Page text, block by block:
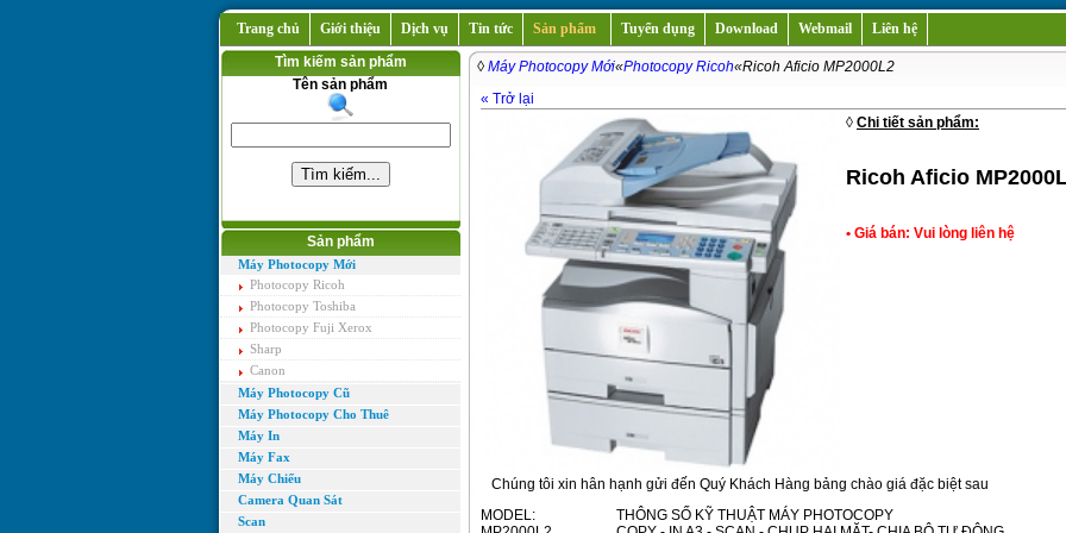
Trang chủ Giới thiệu Dịch vụ Tin tức Sản phẩm Tuyển dụng Download Webmail
Liên hệ
Tìm kiếm sản phẩm
Tên sản phẩm
Sản phẩm
Máy Photocopy Mới
Photocopy Ricoh
Photocopy Toshiba
Photocopy Fuji Xerox
Sharp
Canon
Máy Photocopy Cũ
Máy Photocopy Cho Thuê
Máy In
Máy Fax
Máy Chiếu
Camera Quan Sát
Scan
◊ Máy Photocopy Mới«Photocopy Ricoh«Ricoh Aficio MP2000L2
« Trở lại
◊ Chi tiết sản phẩm:
Ricoh Aficio
• Giá bán: Vui lòng liên hệ
Chúng tôi xin hân hạnh gửi đến Quý Khách Hàng bảng chào giá đặc biệt sau
MODEL:
THÔNG SỐ KỸ THUẬT MÁY PHOTOCOPY